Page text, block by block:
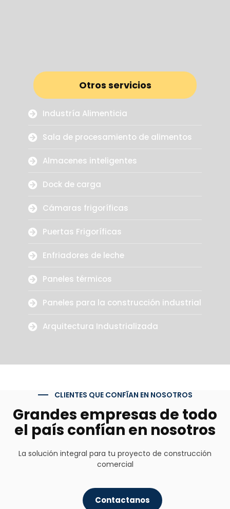
Otros servicios
Industría Alimenticia
Sala de procesamiento de alimentos
Almacenes inteligentes
Dock de carga
Cámaras frigoríficas
Puertas Frigoríficas
Enfriadores de leche
Paneles térmicos
Paneles para la construcción industrial
Arquitectura Industrializada
CLIENTES QUE CONFĪAN EN NOSOTROS
Grandes empresas de todo
el país confían en nosotros
La solución integral para tu proyecto de construcción
comercial
Contactanos